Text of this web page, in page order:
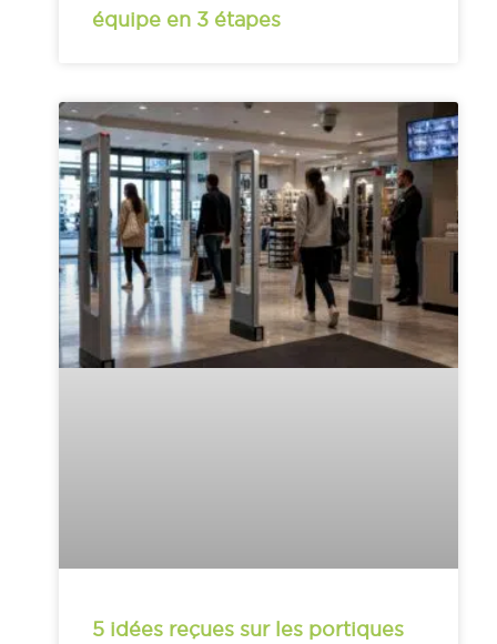
équipe en 3 étapes
5 idées reçues sur les portiques